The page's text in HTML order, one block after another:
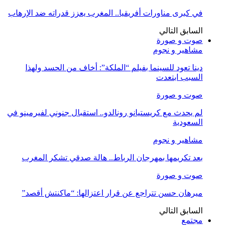
في كبرى مناورات أفريقيا.. المغرب يعزز قدراته ضد الإرهاب
السابق التالي
صوت و صورة
مشاهير و نجوم
دينا تعود للسينما بفيلم “الملكة”: أخاف من الحسد ولهذا
السبب ابتعدت
صوت و صورة
لم يحدث مع كريستيانو رونالدو.. استقبال جنوني لفيرمينو في
السعودية
مشاهير و نجوم
بعد تكريمها بمهرجان الرباط.. هالة صدقي تشكر المغرب
صوت و صورة
ميرهان حسن تتراجع عن قرار اعتزالها: “ماكنتش أقصد”
السابق التالي
مجتمع